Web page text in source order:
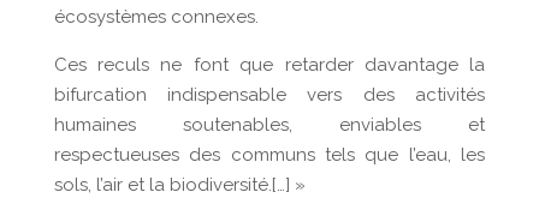
écosystèmes connexes.
Ces reculs ne font que retarder davantage la
bifurcation indispensable vers des activités
humaines soutenables, enviables et
respectueuses des communs tels que l’eau, les
sols, l’air et la biodiversité.[…] »